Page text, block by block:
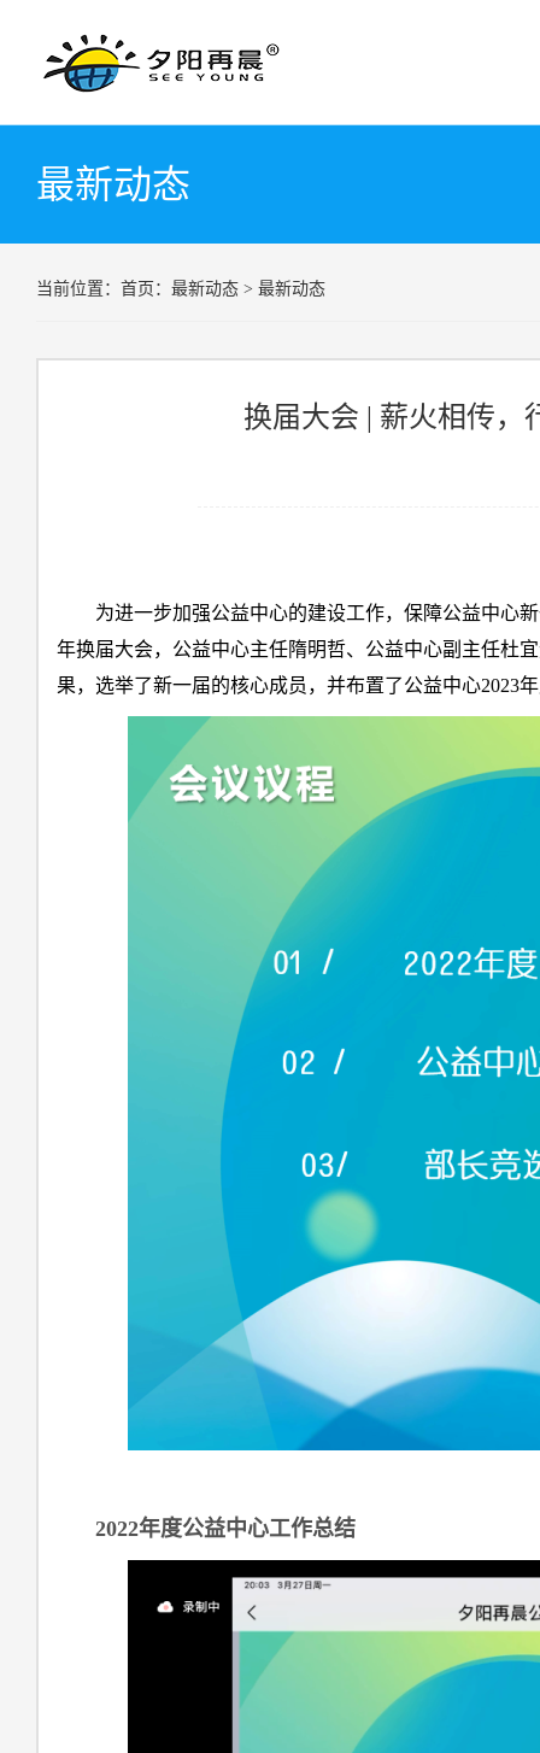
最新动态
当前位置： 首页： 最新动态 > 最新动态
换届大会 | 薪火相传，
为进一步加强公益中心的建设工作，保障公益中心
年换届大会，公益中心主任隋明哲、公益中心副主任杜
果，选举了新一届的核心成员，并布置了公益中心2023
2022年度公益中心工作总结